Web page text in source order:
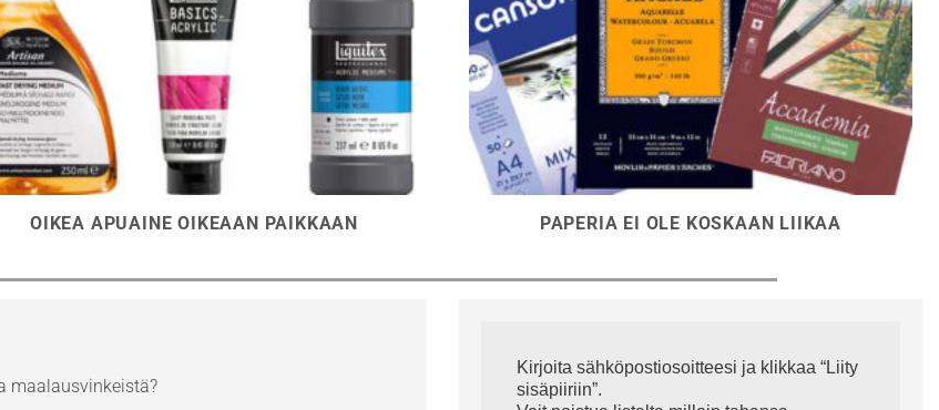
OIKEA APUAINE OIKEAAN PAIKKAAN PAPERIA EI OLE KOSKAAN LIIKAA
maalausvinkeistä?
Kirjoita sähköpostiosoitteesi ja klikkaa “Liity
sisäpiiriin”.